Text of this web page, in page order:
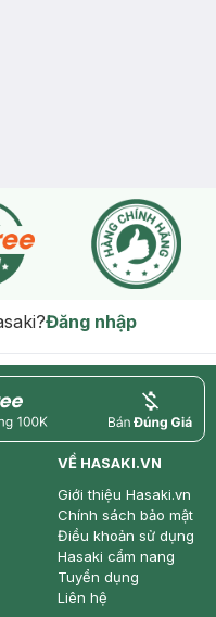
Đăng nhập
price
VỀ HASAKI.VN
Giới thiệu Hasaki.vn
Chính sách bảo mật
Điều khoản sử dụng
Hasaki cẩm nang
Tuyển dụng
Liên hệ